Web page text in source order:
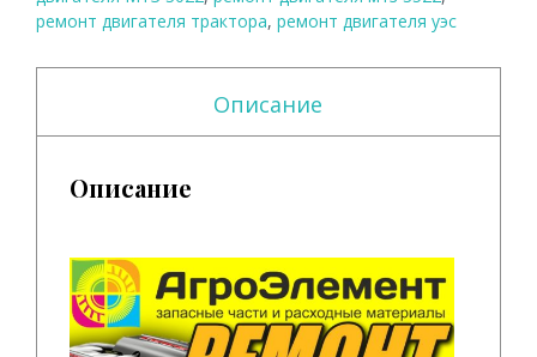
ремонт двигателя трактора, ремонт двигателя уэс
Описание
Описание